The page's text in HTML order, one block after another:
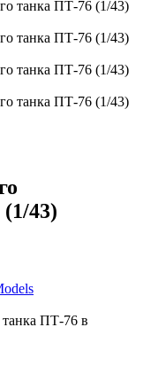
43)
танка ПТ-76 в